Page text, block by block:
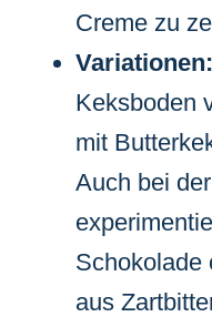
Creme zu
Variationen:
Keksboden
mit
Auch bei
Schokolade
aus